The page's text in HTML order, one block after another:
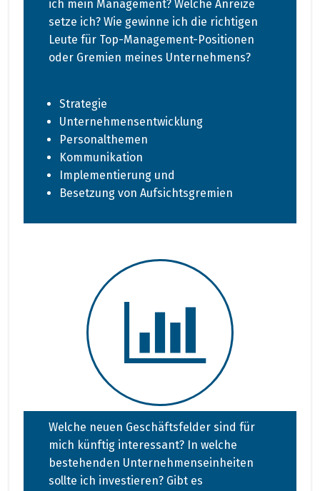
ich mein Management? Welche Anreize
setze ich? Wie gewinne ich die richtigen
Leute für Top-Management-Positionen
oder Gremien meines Unternehmens?
Strategie
Unternehmensentwicklung
Personalthemen
Kommunikation
Implementierung und
Besetzung von Aufsichtsgremien
Welche neuen Geschäftsfelder sind für
mich künftig interessant? In welche
bestehenden Unternehmenseinheiten
sollte ich investieren? Gibt es